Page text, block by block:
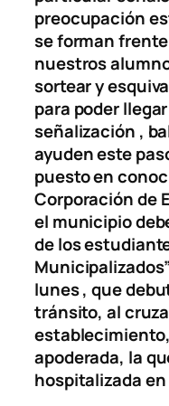
preocupación
se forman
nuestros
sortear y
para poder
señalización ,
ayuden este
puesto en
Corporación de
el municipio
de los
lunes , que
tránsito, al
apoderada, la
hospitalizada en